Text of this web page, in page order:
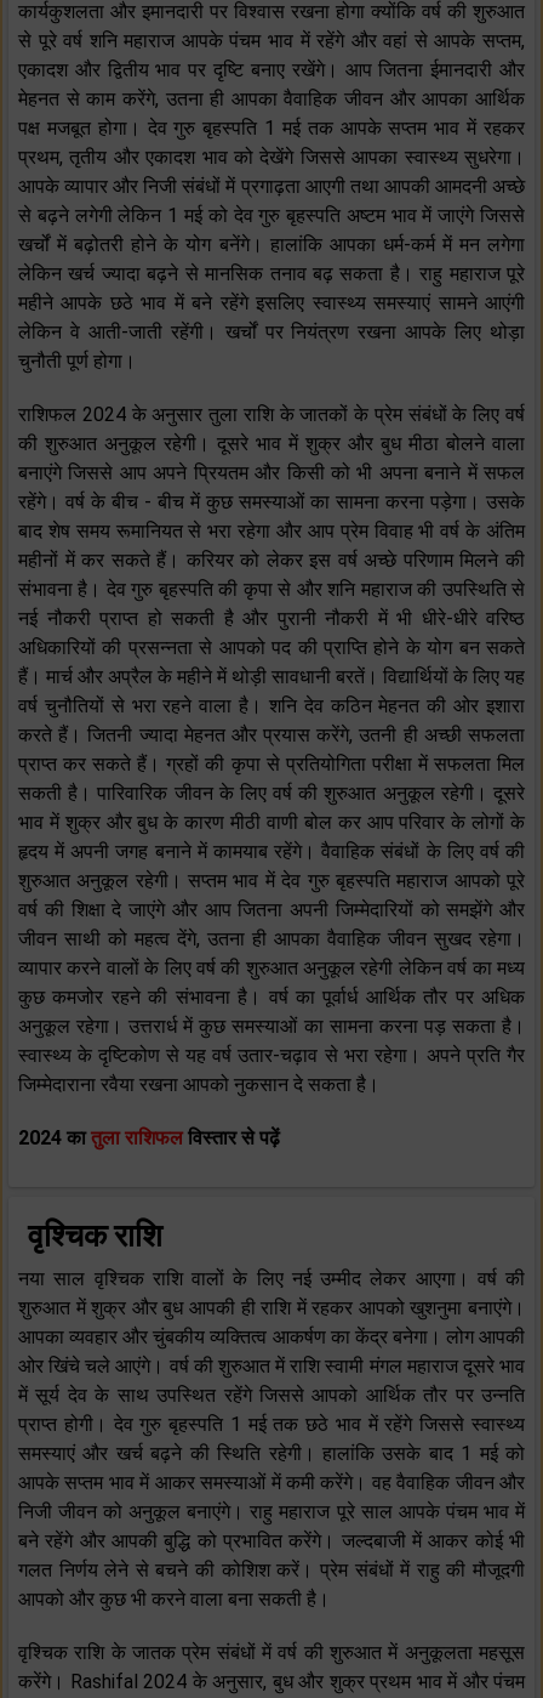
कार्यकुशलता और इमानदारी पर विश्वास रखना होगा क्योंकि वर्ष की शुरुआत
से पूरे वर्ष शनि महाराज आपके पंचम भाव में रहेंगे और वहां से आपके सप्तम,
एकादश और द्वितीय भाव पर दृष्टि बनाए रखेंगे। आप जितना ईमानदारी और
मेहनत से काम करेंगे, उतना ही आपका वैवाहिक जीवन और आपका आर्थिक
पक्ष मजबूत होगा। देव गुरु बृहस्पति 1 मई तक आपके सप्तम भाव में रहकर
प्रथम, तृतीय और एकादश भाव को देखेंगे जिससे आपका स्वास्थ्य सुधरेगा।
आपके व्यापार और निजी संबंधों में प्रगाढ़ता आएगी तथा आपकी आमदनी अच्छे
से बढ़ने लगेगी लेकिन 1 मई को देव गुरु बृहस्पति अष्टम भाव में जाएंगे जिससे
खर्चों में बढ़ोतरी होने के योग बनेंगे। हालांकि आपका धर्म-कर्म में मन लगेगा
लेकिन खर्च ज्यादा बढ़ने से मानसिक तनाव बढ़ सकता है। राहु महाराज पूरे
महीने आपके छठे भाव में बने रहेंगे इसलिए स्वास्थ्य समस्याएं सामने आएंगी
लेकिन वे आती-जाती रहेंगी। खर्चों पर नियंत्रण रखना आपके लिए थोड़ा
चुनौती पूर्ण होगा।
राशिफल 2024 के अनुसार तुला राशि के जातकों के प्रेम संबंधों के लिए वर्ष
की शुरुआत अनुकूल रहेगी। दूसरे भाव में शुक्र और बुध मीठा बोलने वाला
बनाएंगे जिससे आप अपने प्रियतम और किसी को भी अपना बनाने में सफल
रहेंगे। वर्ष के बीच - बीच में कुछ समस्याओं का सामना करना पड़ेगा। उसके
बाद शेष समय रूमानियत से भरा रहेगा और आप प्रेम विवाह भी वर्ष के अंतिम
महीनों में कर सकते हैं। करियर को लेकर इस वर्ष अच्छे परिणाम मिलने की
संभावना है। देव गुरु बृहस्पति की कृपा से और शनि महाराज की उपस्थिति से
नई नौकरी प्राप्त हो सकती है और पुरानी नौकरी में भी धीरे-धीरे वरिष्ठ
अधिकारियों की प्रसन्नता से आपको पद की प्राप्ति होने के योग बन सकते
हैं। मार्च और अप्रैल के महीने में थोड़ी सावधानी बरतें। विद्यार्थियों के लिए यह
वर्ष चुनौतियों से भरा रहने वाला है। शनि देव कठिन मेहनत की ओर इशारा
करते हैं। जितनी ज्यादा मेहनत और प्रयास करेंगे, उतनी ही अच्छी सफलता
प्राप्त कर सकते हैं। ग्रहों‌ की कृपा से प्रतियोगिता परीक्षा में सफलता मिल
सकती है। पारिवारिक जीवन के लिए वर्ष की शुरुआत अनुकूल रहेगी। दूसरे
भाव में शुक्र और बुध के कारण मीठी वाणी बोल कर आप परिवार के लोगों के
हृदय में अपनी जगह बनाने में कामयाब रहेंगे। वैवाहिक संबंधों के लिए वर्ष की
शुरुआत अनुकूल रहेगी। सप्तम भाव में देव गुरु बृहस्पति महाराज आपको पूरे
वर्ष की शिक्षा दे जाएंगे और आप जितना अपनी जिम्मेदारियों को समझेंगे और
जीवन साथी को महत्व देंगे, उतना ही आपका वैवाहिक जीवन सुखद रहेगा।
व्यापार करने वालों के लिए वर्ष की शुरुआत अनुकूल रहेगी लेकिन वर्ष का मध्य
कुछ कमजोर रहने की संभावना है। वर्ष का पूर्वार्ध आर्थिक तौर पर अधिक
अनुकूल रहेगा। उत्तरार्ध में कुछ समस्याओं का सामना करना पड़ सकता है।
स्वास्थ्य के दृष्टिकोण से यह वर्ष उतार-चढ़ाव से भरा रहेगा। अपने प्रति गैर
जिम्मेदाराना रवैया रखना आपको नुकसान दे सकता है।
2024 कातुला राशिफलविस्तार से पढ़ें
वृश्चिक राशि
नया साल वृश्चिक राशि वालों के लिए नई उम्मीद लेकर आएगा। वर्ष की
शुरुआत में शुक्र और बुध आपकी ही राशि में रहकर आपको खुशनुमा बनाएंगे।
आपका व्यवहार और चुंबकीय व्यक्तित्व आकर्षण का केंद्र बनेगा। लोग आपकी
ओर खिंचे चले आएंगे। वर्ष की शुरुआत में राशि स्वामी मंगल महाराज दूसरे भाव
में सूर्य देव के साथ उपस्थित रहेंगे जिससे आपको आर्थिक तौर पर उन्नति
प्राप्त होगी। देव गुरु बृहस्पति 1 मई तक छठे भाव में रहेंगे जिससे स्वास्थ्य
समस्याएं और खर्च बढ़ने की स्थिति रहेगी। हालांकि उसके बाद 1 मई को
आपके सप्तम भाव में आकर समस्याओं में कमी करेंगे। वह वैवाहिक जीवन और
निजी जीवन को अनुकूल बनाएंगे। राहु महाराज पूरे साल आपके पंचम भाव में
बने रहेंगे और आपकी बुद्धि को प्रभावित करेंगे। जल्दबाजी में आकर कोई भी
गलत निर्णय लेने से बचने की कोशिश‌ करें। प्रेम संबंधों में राहु की मौजूदगी
आपको और कुछ भी करने वाला बना सकती है।
वृश्चिक राशि के जातक प्रेम संबंधों में वर्ष की शुरुआत में अनुकूलता महसूस
करेंगे। Rashifal 2024 के अनुसार, बुध और शुक्र प्रथम भाव में और पंचम